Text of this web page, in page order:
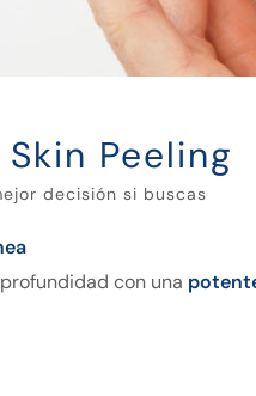
Peeling
decisión si buscas
con una